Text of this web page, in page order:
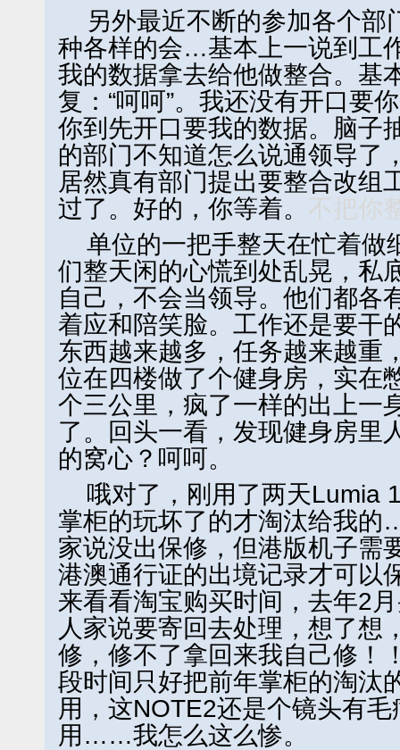
另外最近不断的参加各个部
种各样的会…基本上一说到工
我的数据拿去给他做整合。基
复：“呵呵”。我还没有开口要
你到先开口要我的数据。脑子
的部门不知道怎么说通领导了
居然真有部门提出要整合改组
过了。好的，你等着。 不把你
单位的一把手整天在忙着做
们整天闲的心慌到处乱晃，私
自己，不会当领导。他们都各
着应和陪笑脸。工作还是要干
东西越来越多，任务越来越重
位在四楼做了个健身房，实在
个三公里，疯了一样的出上一
了。回头一看，发现健身房里
的窝心？呵呵。
哦对了，刚用了两天Lumia
掌柜的玩坏了的才淘汰给我
家说没出保修，但港版机子需
港澳通行证的出境记录才可以
来看看淘宝购买时间，去年2
人家说要寄回去处理，想了想
修，修不了拿回来我自己修！
段时间只好把前年掌柜的淘汰
用，这NOTE2还是个镜头有
用……我怎么这么惨。